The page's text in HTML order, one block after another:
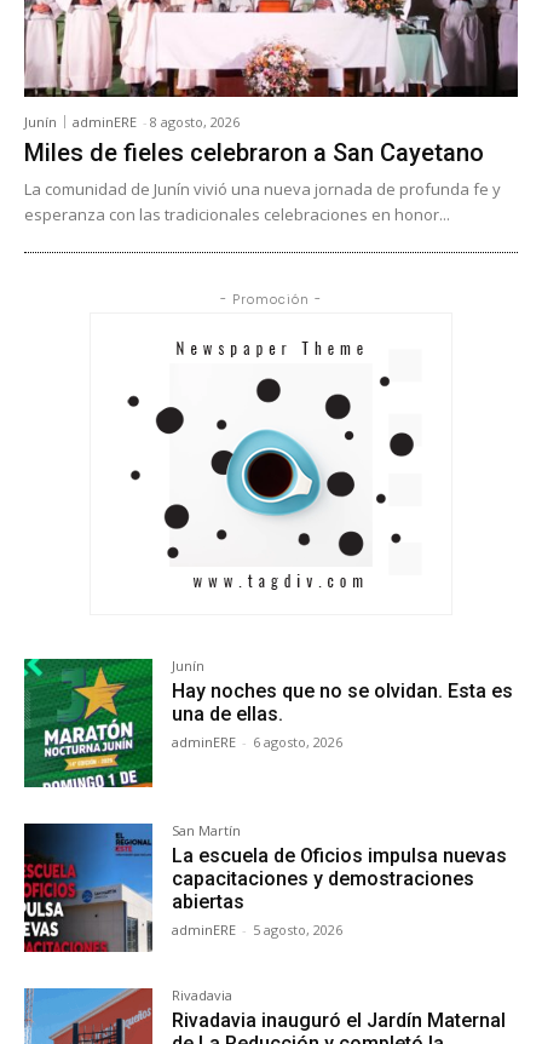
Junín adminERE - 8 agosto, 2026
Miles de fieles celebraron a San Cayetano
La comunidad de Junín vivió una nueva jornada de profunda fe y
esperanza con las tradicionales celebraciones en honor...
- Promoción -
Junín
Hay noches que no se olvidan. Esta es
una de ellas.
adminERE - 6 agosto, 2026
San Martín
La escuela de Oficios impulsa nuevas
capacitaciones y demostraciones
abiertas
adminERE - 5 agosto, 2026
Rivadavia
Rivadavia inauguró el Jardín Maternal